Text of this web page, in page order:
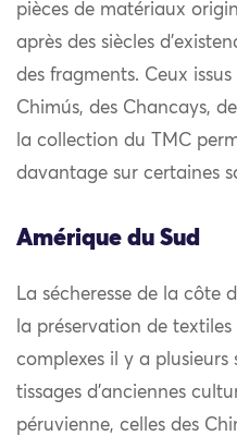
pièces de matériaux
après des siècles
des fragments. Ceux
Chimús, des Chancays,
la collection du TMC
davantage sur certaines
Amérique du Sud
La sécheresse de la côte
la préservation de
complexes il y a plusieurs
tissages d’anciennes
péruvienne, celles des